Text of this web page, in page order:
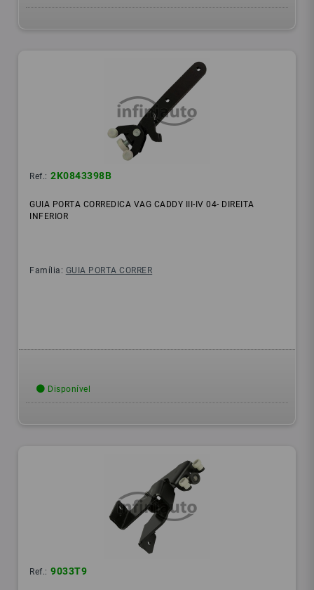
Ref.: 2K0843398B
GUIA PORTA CORREDICA VAG CADDY III-IV 04- DIREITA
INFERIOR
Família: GUIA PORTA CORRER
Disponível
Ref.: 9033T9